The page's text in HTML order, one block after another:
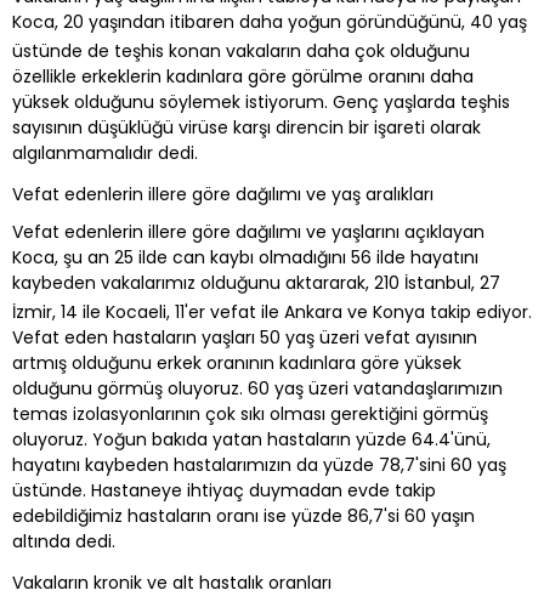
Koca, 20 yaşından itibaren daha yoğun göründüğünü, 40 yaş
üstünde de teşhis konan vakaların daha çok olduğunu
özellikle erkeklerin kadınlara göre görülme oranını daha
yüksek olduğunu söylemek istiyorum. Genç yaşlarda teşhis
sayısının düşüklüğü virüse karşı direncin bir işareti olarak
algılanmamalıdır dedi.
Vefat edenlerin illere göre dağılımı ve yaş aralıkları
Vefat edenlerin illere göre dağılımı ve yaşlarını açıklayan
Koca, şu an 25 ilde can kaybı olmadığını 56 ilde hayatını
kaybeden vakalarımız olduğunu aktararak, 210 İstanbul, 27
İzmir, 14 ile Kocaeli, 11'er vefat ile Ankara ve Konya takip ediyor.
Vefat eden hastaların yaşları 50 yaş üzeri vefat ayısının
artmış olduğunu erkek oranının kadınlara göre yüksek
olduğunu görmüş oluyoruz. 60 yaş üzeri vatandaşlarımızın
temas izolasyonlarının çok sıkı olması gerektiğini görmüş
oluyoruz. Yoğun bakıda yatan hastaların yüzde 64.4'ünü,
hayatını kaybeden hastalarımızın da yüzde 78,7'sini 60 yaş
üstünde. Hastaneye ihtiyaç duymadan evde takip
edebildiğimiz hastaların oranı ise yüzde 86,7'si 60 yaşın
altında dedi.
Vakaların kronik ve alt hastalık oranları